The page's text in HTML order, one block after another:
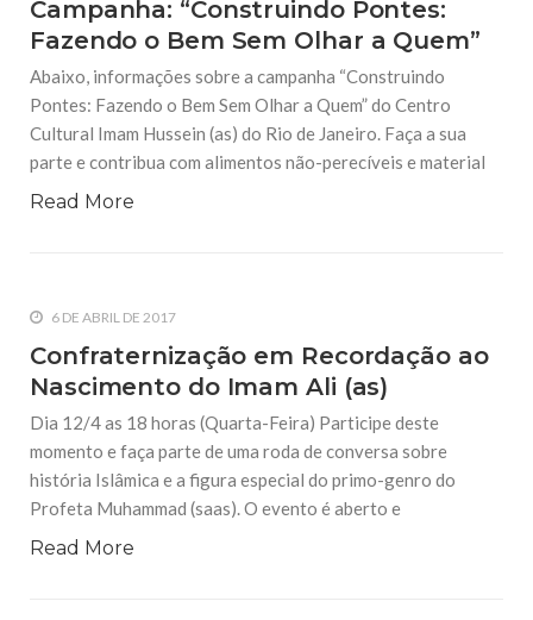
Campanha: “Construindo Pontes:
Fazendo o Bem Sem Olhar a Quem”
Abaixo, informações sobre a campanha “Construindo
Pontes: Fazendo o Bem Sem Olhar a Quem” do Centro
Cultural Imam Hussein (as) do Rio de Janeiro. Faça a sua
parte e contribua com alimentos não-perecíveis e material
Read More
6 DE ABRIL DE 2017
Confraternização em Recordação ao
Nascimento do Imam Ali (as)
Dia 12/4 as 18 horas (Quarta-Feira) Participe deste
momento e faça parte de uma roda de conversa sobre
história Islâmica e a figura especial do primo-genro do
Profeta Muhammad (saas). O evento é aberto e
Read More